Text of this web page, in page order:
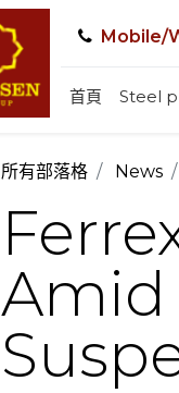
Mobile/
首頁 Steel
所有部落格 News
Amid